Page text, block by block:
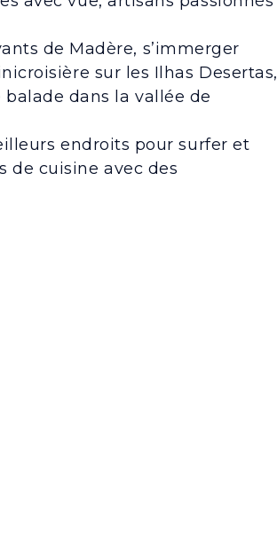
de Madère, s’immerger
sur les Ilhas Desertas,
dans la vallée de
endroits pour surfer et
de cuisine avec des